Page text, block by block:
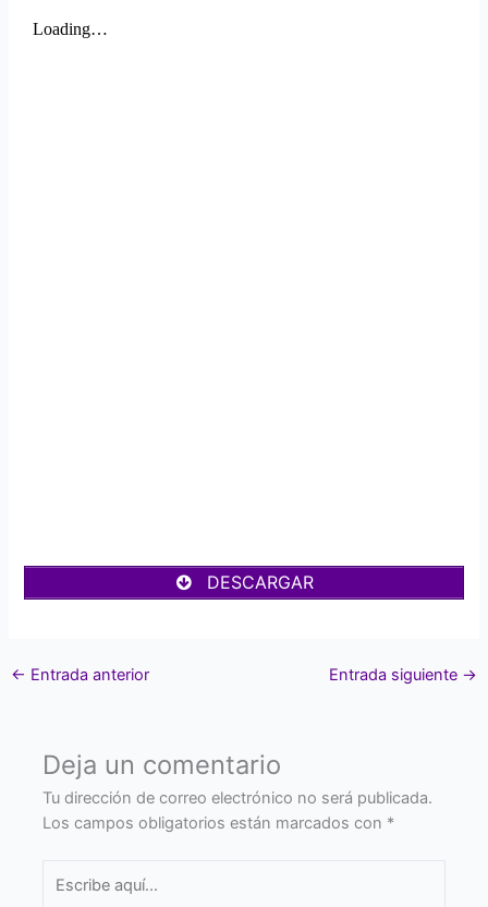
DESCARGAR
← Entrada anterior Entrada siguiente →
Deja un comentario
Tu dirección de correo electrónico no será publicada.
Los campos obligatorios están marcados con *
aquí...